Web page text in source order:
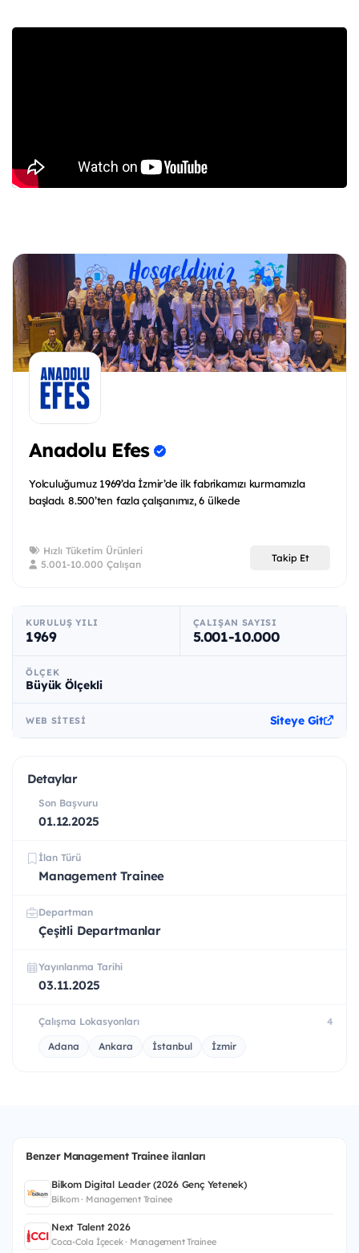
Anadolu Efes
Yolculuğumuz 1969’da İzmir’de ilk fabrikamızı kurmamızla
başladı. 8.500’ten fazla çalışanımız, 6 ülkede
Hızlı Tüketim Ürünleri
5.001-10.000 Çalışan
Takip Et
KURULUŞ YILI
1969
ÇALIŞAN SAYISI
5.001-10.000
ÖLÇEK
Büyük Ölçekli
WEB SITESI Siteye Git
Detaylar
Son Başvuru
01.12.2025
İlan Türü
Management Trainee
Departman
Çeşitli Departmanlar
Yayınlanma Tarihi
03.11.2025
Çalışma Lokasyonları 4
Adana Ankara İstanbul İzmir
Benzer Management Trainee ilanları
Bilkom Digital Leader (2026 Genç Yetenek)
Bilkom · Management Trainee
Next Talent 2026
Coca-Cola İçecek · Management Trainee